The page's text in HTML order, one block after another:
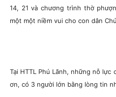
14, 21 và chương trình thờ
một một niềm vui cho con dân
Tại HTTL Phú Lãnh, những nỗ lực
ơn, có 3 người lớn bằng lòng tin